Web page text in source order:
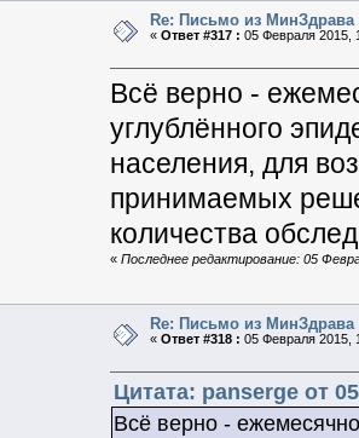
Re: Письмо из МинЗдрава
« Ответ #317 : 05 Февраля 2015,
Всё верно -
углублённого
населения, для
принимаемых
количества
«Последнее редактирование: 05
Re: Письмо из МинЗдрава
« Ответ #318 : 05 Февраля 2015,
Цитата: panserge от
Всё верно -